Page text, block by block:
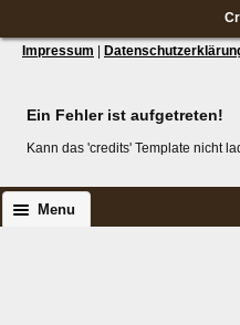
Impressum
Ein Fehler ist aufgetreten!
Kann das 'credits' Template nicht
Menu